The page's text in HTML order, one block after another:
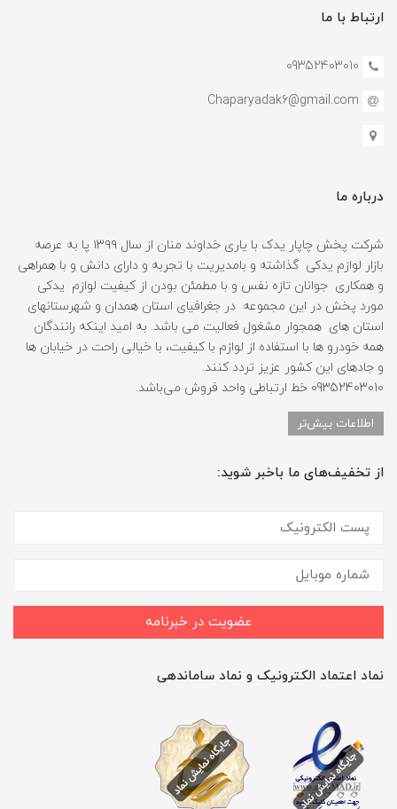
ارتباط با ما
09352403010
Chaparyadak6@gmail.com
درباره ما
شرکت پخش چاپار یدک با یاری خداوند منان از سال ۱۳۹۹ پا به عرصه
بازار لوازم یدکی گذاشته و بامدیریت با تجربه و دارای دانش و با همراهی
و همکاری جوانان تازه نفس و با مطمئن بودن از کیفیت لوازم یدکی
مورد پخش در این مجموعه در جغرافیای استان همدان و شهرستانهای
استان های همجوار مشغول فعالیت می باشد. به امید اینکه رانندگان
همه خودرو ها با استفاده از لوازم با کیفیت، با خیالی راحت در خیابان ها
و جادهای این کشور عزیز تردد کنند.
09352403010 خط ارتباطی واحد فروش می‌باشد.
اطلاعات بیش‌تر
از تخفیف‌های ما باخبر شوید:
عضویت در خبرنامه
نماد اعتماد الکترونیک و نماد ساماندهی